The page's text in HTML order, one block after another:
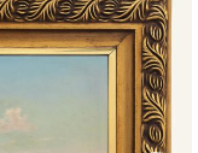
arte do mundo para o
de
grandes